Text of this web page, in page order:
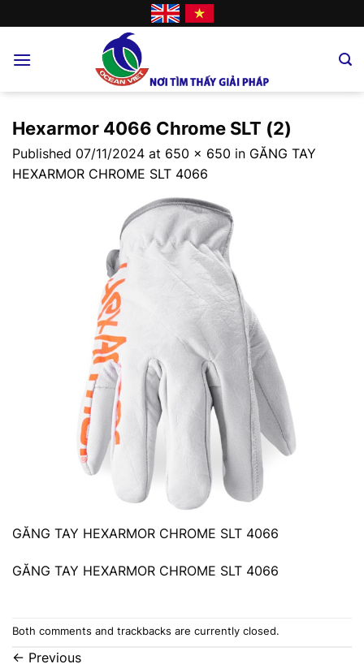
to
Hexarmor 4066 Chrome SLT (2)
Published 07/11/2024 at 650 × 650 in GĂNG TAY
HEXARMOR CHROME SLT 4066
GĂNG TAY HEXARMOR CHROME SLT 4066
GĂNG TAY HEXARMOR CHROME SLT 4066
Both comments and trackbacks are currently closed.
← Previous